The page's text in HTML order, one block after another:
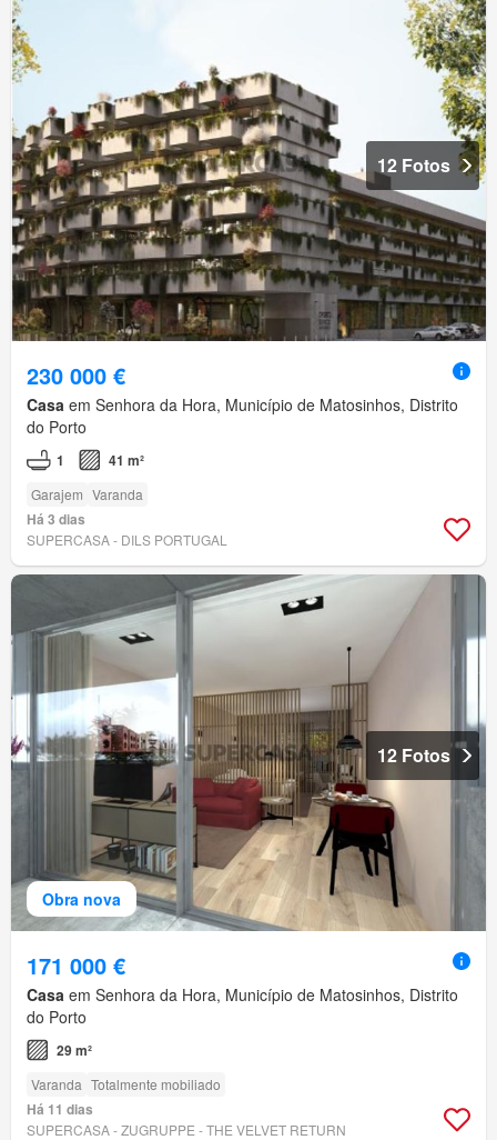
12 Fotos
230 000 €
Casa em Senhora da Hora, Município de Matosinhos, Distrito
do Porto
1 41 m²
Garajem Varanda
Há 3 dias
SUPERCASA - DILS PORTUGAL
Obra nova
12 Fotos
171 000 €
Casa em Senhora da Hora, Município de Matosinhos, Distrito
do Porto
29 m²
Varanda Totalmente mobiliado
Há 11 dias
SUPERCASA - ZUGRUPPE - THE VELVET RETURN